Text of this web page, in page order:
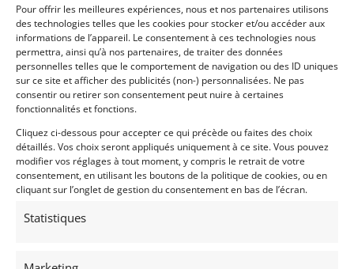
Pour offrir les meilleures expériences, nous et nos partenaires utilisons
des technologies telles que les cookies pour stocker et/ou accéder aux
informations de l’appareil. Le consentement à ces technologies nous
permettra, ainsi qu’à nos partenaires, de traiter des données
personnelles telles que le comportement de navigation ou des ID uniques
sur ce site et afficher des publicités (non-) personnalisées. Ne pas
consentir ou retirer son consentement peut nuire à certaines
fonctionnalités et fonctions.
Cliquez ci-dessous pour accepter ce qui précède ou faites des choix
détaillés. Vos choix seront appliqués uniquement à ce site. Vous pouvez
modifier vos réglages à tout moment, y compris le retrait de votre
consentement, en utilisant les boutons de la politique de cookies, ou en
cliquant sur l’onglet de gestion du consentement en bas de l’écran.
Statistiques
32
PEUGEOT 205 CTI (1986)[VENDU]
(69) RHôNE
2 septembre 2022
950 vues
Vends PEUGEOT 205 CTI de 1986. Rouge Ecarlate. Origine
travaux de restauration récents. Carnets d'origine (y
compris le carnet d'entretien). CT OK (Juillet 2022). CG FR